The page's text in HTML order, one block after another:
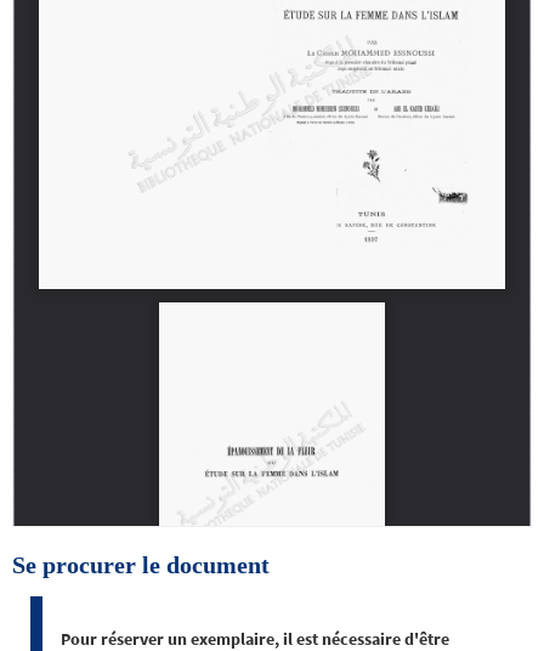
Se procurer le document
Pour réserver un exemplaire, il est nécessaire d'être